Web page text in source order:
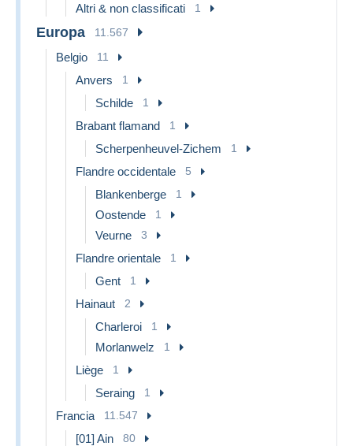
Altri & non classificati 1
Europa 11.567
Belgio 11
Anvers 1
Schilde 1
Brabant flamand 1
Scherpenheuvel-Zichem 1
Flandre occidentale 5
Blankenberge 1
Oostende 1
Veurne 3
Flandre orientale 1
Gent 1
Hainaut 2
Charleroi 1
Morlanwelz 1
Liège 1
Seraing 1
Francia 11.547
[01] Ain 80